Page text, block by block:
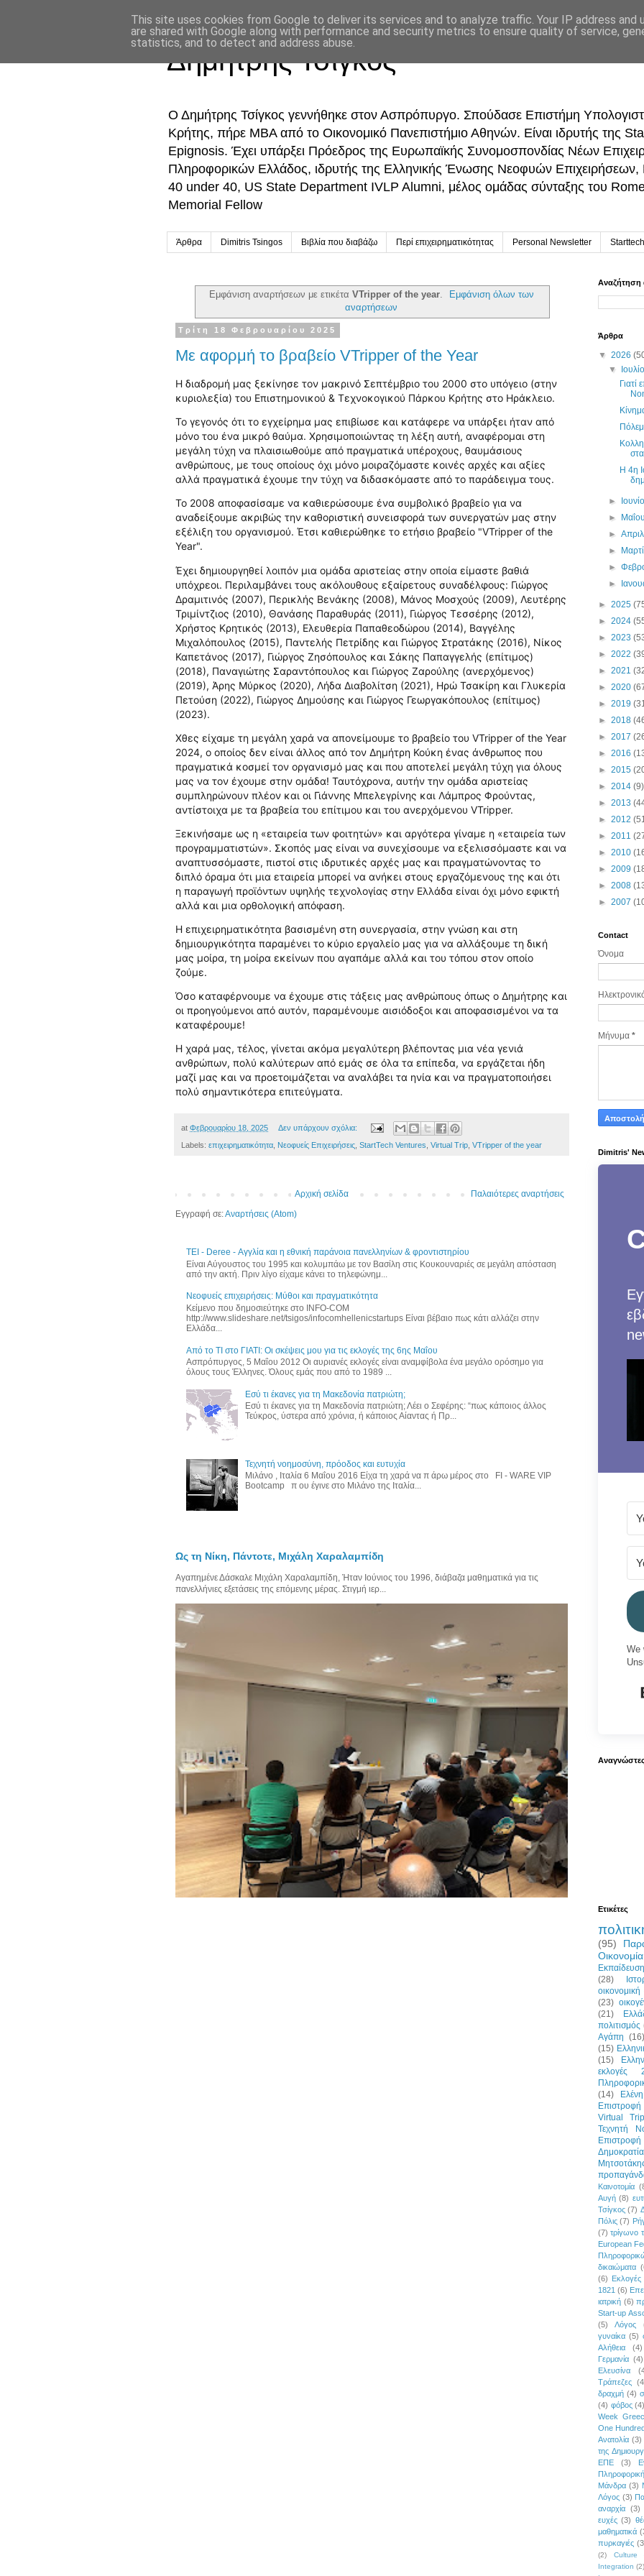
Δημήτρης Τσίγκος
Ο Δημήτρης Τσίγκος γεννήθηκε στον Ασπρόπυργο. Σπούδασε Επιστήμη
Κρήτης, πήρε MBA από το Οικονομικό Πανεπιστήμιο Αθηνών. Είναι ιδρυτής της
Epignosis. Έχει υπάρξει Πρόεδρος της Ευρωπαϊκής Συνομοσπονδίας Νέων
Πληροφορικών Ελλάδος, ιδρυτής της Ελληνικής Ένωσης Νεοφυών
40 under 40, US State Department IVLP Alumni, μέλος ομάδας σύνταξης του
Memorial Fellow
Άρθρα Dimitris Tsingos Βιβλία που διαβάζω Περί επιχειρηματικότητας Personal Newsletter
Εμφάνιση αναρτήσεων με ετικέτα VTripper of the year.
Εμφάνιση όλων των
αναρτήσεων
Τρίτη 18 Φεβρουαρίου 2025
Με αφορμή το βραβείο VTripper of the Year
Η διαδρομή μας ξεκίνησε τον μακρινό Σεπτέμβριο του 2000 στο υπόγειο (στην
κυριολεξία) του Επιστημονικού & Τεχνοκογικού Πάρκου Κρήτης στο Ηράκλειο.
Το γεγονός ότι το εγχείρημα μας επιβίωσε και κατάφερε να υπάρξει ήταν από
μόνο του ένα μικρό θαύμα. Χρησιμοποιώντας τη λέξη αυτή, αναφέρομαι στη
μεγάλη τύχη να πλαισιωθούμε από πραγματικά υπέροχους, θαυμάσιους
ανθρώπους, με τους οποίους όχι μόνο μοιραζόμαστε κοινές αρχές και αξίες
αλλά πραγματικά έχουμε την τύχη να διδασκόμαστε από το παράδειγμα τους.
Το 2008 αποφασίσαμε να καθιερώσουμε ένα συμβολικό βραβείο για να
αναδείξουμε ακριβώς την καθοριστική συνεισφορά των συνεργατών μας στην
εξέλιξη του οργανισμού. Έτσι καθιερώθηκε το ετήσιο βραβείο "VTripper of the
Year".
Έχει δημιουργηθεί λοιπόν μια ομάδα αριστείας στην οποία είμαστε βαθιά
υπόχρεοι. Περιλαμβάνει τους ακόλουθους εξαίρετους συναδέλφους: Γιώργος
Δραμιτινός (2007), Περικλής Βενάκης (2008), Μάνος Μοσχούς (2009), Λευτέρης
Τριμίντζιος (2010), Θανάσης Παραθυράς (2011), Γιώργος Τεσσέρης (2012),
Χρήστος Κρητικός (2013), Ελευθερία Παπαθεοδώρου (2014), Βαγγέλης
Μιχαλόπουλος (2015), Παντελής Πετρίδης και Γιώργος Στρατάκης (2016), Νίκος
Καπετάνος (2017), Γιώργος Ζησόπουλος και Σάκης Παπαγγελής (επίτιμος)
(2018), Παναγιώτης Σαραντόπουλος και Γιώργος Ζαρούλης (ανερχόμενος)
(2019), Άρης Μύρκος (2020), Λήδα Διαβολίτση (2021), Ηρώ Τσακίρη και Γλυκερία
Πετούση (2022), Γιώργος Δημούσης και Γιώργος Γεωργακόπουλος (επίτιμος)
(2023).
Χθες είχαμε τη μεγάλη χαρά να απονείμουμε το βραβείο του VTripper of the Year
2024, ο οποίος δεν είναι άλλος από τον Δημήτρη Κούκη ένας άνθρωπος που
πραγματικά κοσμεί τον οργανισμό μας και που αποτελεί μεγάλη τύχη για όλους
μας να τον έχουμε στην ομάδα! Ταυτόχρονα, αυτήν την ομάδα αριστείας
συμπληρώνουν πλέον και οι Γιάννης Μπελεγρίνης και Λάμπρος Φρούντας,
αντίστοιχα με τα βραβεία του επίτιμου και του ανερχόμενου VTripper.
Ξεκινήσαμε ως η «εταιρεία των φοιτητών» και αργότερα γίναμε η «εταιρεία των
προγραμματιστών». Σκοπός μας είναι να συνεχίσουμε να εξελισσόμαστε και να
αναπτυσσόμαστε, πιστοί στις ιδρυτικές αρχές μας και πραγματώνοντας το
διπλό όραμα ότι μια εταιρεία μπορεί να ανήκει στους εργαζόμενους της και ότι
η παραγωγή προϊόντων υψηλής τεχνολογίας στην Ελλάδα είναι όχι μόνο εφικτή
αλλά και μια ορθολογική απόφαση.
Η επιχειρηματικότητα βασισμένη στη συνεργασία, στην γνώση και στη
δημιουργικότητα παραμένει το κύριο εργαλείο μας για να αλλάξουμε τη δική
μας μοίρα, τη μοίρα εκείνων που αγαπάμε αλλά και του τόπου στον οποίο
ζούμε.
Όσο καταφέρνουμε να έχουμε στις τάξεις μας ανθρώπους όπως ο Δημήτρης και
οι προηγούμενοι από αυτόν, παραμένουμε αισιόδοξοι και αποφασισμένοι να τα
καταφέρουμε!
Η χαρά μας, τέλος, γίνεται ακόμα μεγαλύτερη βλέποντας μια νέα γενιά
ανθρώπων, πολύ καλύτερων από εμάς σε όλα τα επίπεδα, να εργάζεται ήδη
μαζί μας και να προετοιμάζεται να αναλάβει τα ηνία και να πραγματοποιήσει
πολύ σημαντικότερα επιτεύγματα.
at Φεβρουαρίου 18, 2025 Δεν υπάρχουν σχόλια:
Labels: επιχειρηματικότητα Νεοφυείς Επιχειρήσεις StartTech Ventures Virtual Trip VTripper of the year
Παλαιότερες αναρτήσεις
Αρχική σελίδα
Εγγραφή σε:Αναρτήσεις (Atom)
ΤΕΙ - Deree - Αγγλία και η εθνική παράνοια πανελληνίων & φροντιστηρίου
Είναι Αύγουστος του 1995 και κολυμπάω με τον Βασίλη στις Κουκουναριές σε μεγάλη απόσταση
από την ακτή. Πριν λίγο είχαμε κάνει το τηλεφώνημ...
Νεοφυείς επιχειρήσεις: Μύθοι και πραγματικότητα
Κείμενο που δημοσιεύτηκε στο INFO-COM
http://www.slideshare.net/tsigos/infocomhellenicstartups Είναι βέβαιο πως κάτι αλλάζει στην
Ελλάδα...
Από το ΤΙ στο ΓΙΑΤΙ: Οι σκέψεις μου για τις εκλογές της 6ης Μαΐου
Ασπρόπυργος, 5 Μαΐου 2012 Οι αυριανές εκλογές είναι αναμφίβολα ένα μεγάλο ορόσημο για
όλους τους Έλληνες. Όλους εμάς που από το 1989 ...
Εσύ τι έκανες για τη Μακεδονία πατριώτη;
Εσύ τι έκανες για τη Μακεδονία πατριώτη; Λέει ο Σεφέρης: “πως κάποιος άλλος
Τεύκρος, ύστερα από χρόνια, ή κάποιος Αίαντας ή Πρ...
Τεχνητή νοημοσύνη, πρόοδος και ευτυχία
Μιλάνο , Ιταλία 6 Μαΐου 2016 Είχα τη χαρά να π άρω μέρος στο FI - WARE VIP
Bootcamp π ου έγινε στο Μιλάνο της Ιταλία...
Ως τη Νίκη, Πάντοτε, Μιχάλη Χαραλαμπίδη
Αγαπημένε Δάσκαλε Μιχάλη Χαραλαμπίδη, Ήταν Ιούνιος του 1996, διάβαζα μαθηματικά για τις
πανελλήνιες εξετάσεις της επόμενης μέρας. Στιγμή ιερ...
Αναζήτηση
Άρθρα
▼ 2026
▼
Γιατί
H 4η
►
►
►
►
►
►
► 2025
► 2024
► 2023
► 2022
► 2021
► 2020
► 2019
► 2018
► 2017
► 2016
► 2015
► 2014 (9)
► 2013
► 2012
► 2011
► 2010
► 2009
► 2008
► 2007
Contact
Όνομα
Μήνυμα *
Dimitris'
We
Αναγνώστες
Ετικέτες
(95)
Οικονομία
Εκπαίδευση
(28)
οικονομική
(23)
(21)
πολιτισμός
Αγάπη (16)
(15)
(15)
εκλογές
(14)
Επιστροφή
Virtual Trip
Τεχνητή
Δημοκρατία
Καινοτομία
Αυγή (8)
Τσίγκος (7)
Πόλις (7)
(7) τρίγωνο
European
δικαιώματα
(6)
1821 (6)
ιατρική (6)
Start-up
(5)
Λόγος
γυναίκα (5)
Αλήθεια
(4)
Γερμανία (4)
Ελευσίνα
Τράπεζες
δραχμή (4)
(4) φόβος (4)
Week
One
Ανατολία (3)
της
ΕΠΕ
(3)
Μάνδρα (3)
Λόγος (3)
αναρχία (3)
ευχές (3)
μαθηματικά
πυρκαγιές
(2)
Culture
Integration (2)
This site uses cookies from Google to deliver its services and to analyze traffic. Your IP address and
are shared with Google along with performance and security metrics to ensure quality of service,
statistics, and to detect and address abuse.